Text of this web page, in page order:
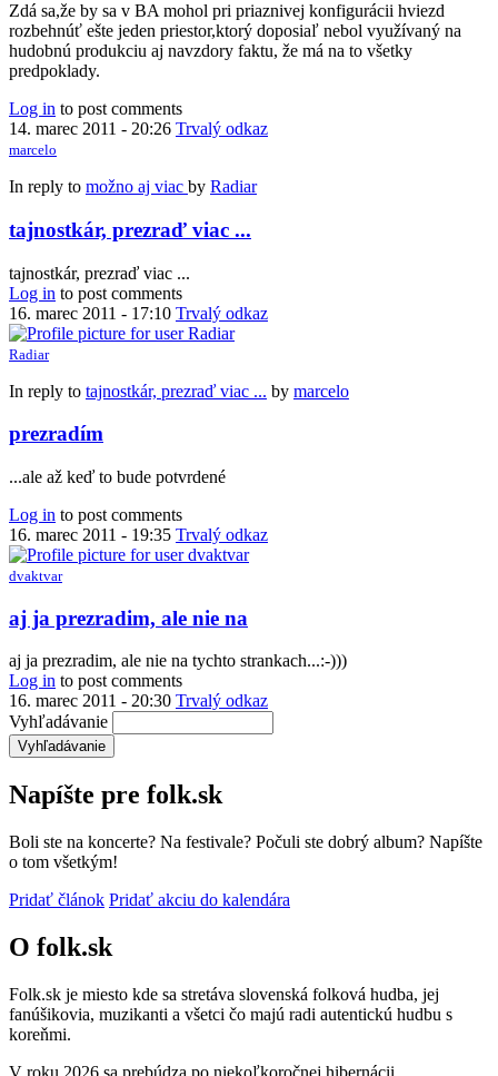
Zdá sa,že by sa v BA mohol pri priaznivej konfigurácii hviezd
rozbehnúť ešte jeden priestor,ktorý doposiaľ nebol využívaný na
hudobnú produkciu aj navzdory faktu, že má na to všetky
predpoklady.
Log in to post comments
14. marec 2011 - 20:26 Trvalý odkaz
marcelo
In reply to možno aj viac by Radiar
tajnostkár, prezraď viac ...
tajnostkár, prezraď viac ...
Log in to post comments
16. marec 2011 - 17:10 Trvalý odkaz
Radiar
In reply to tajnostkár, prezraď viac ... by marcelo
prezradím
...ale až keď to bude potvrdené
Log in to post comments
16. marec 2011 - 19:35 Trvalý odkaz
dvaktvar
aj ja prezradim, ale nie na
aj ja prezradim, ale nie na tychto strankach...:-)))
Log in to post comments
16. marec 2011 - 20:30 Trvalý odkaz
Vyhľadávanie
Napíšte pre folk.sk
Boli ste na koncerte? Na festivale? Počuli ste dobrý album? Napíšte
o tom všetkým!
Pridať článok Pridať akciu do kalendára
O folk.sk
Folk.sk je miesto kde sa stretáva slovenská folková hudba, jej
fanúšikovia, muzikanti a všetci čo majú radi autentickú hudbu s
koreňmi.
V roku 2026 sa prebúdza po niekoľkoročnej hibernácii.